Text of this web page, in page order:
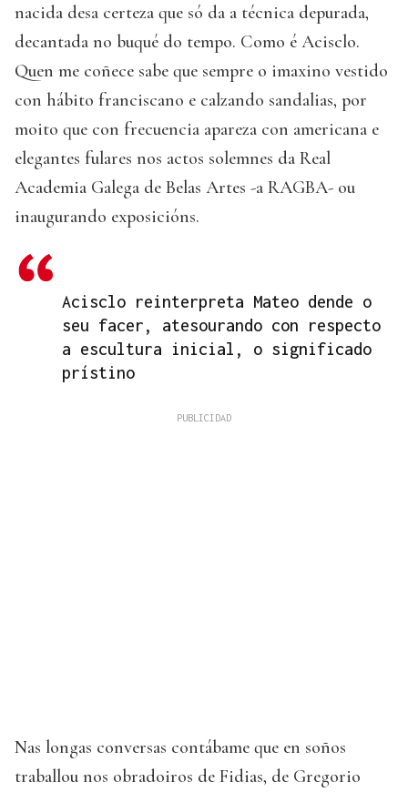
nacida desa certeza que só da a técnica depurada,
decantada no buqué do tempo. Como é Acisclo.
Quen me coñece sabe que sempre o imaxino vestido
con hábito franciscano e calzando sandalias, por
moito que con frecuencia apareza con americana e
elegantes fulares nos actos solemnes da Real
Academia Galega de Belas Artes -a RAGBA- ou
inaugurando exposicións.
Acisclo reinterpreta Mateo dende o
seu facer, atesourando con respecto
a escultura inicial, o significado
prístino
Nas longas conversas contábame que en soños
traballou nos obradoiros de Fidias, de Gregorio